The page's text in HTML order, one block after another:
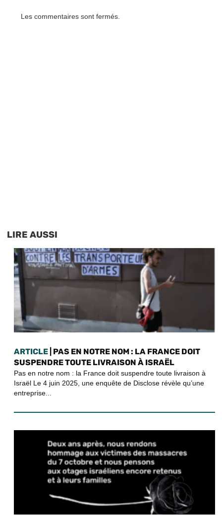
Les commentaires sont fermés.
LIRE AUSSI
ARTICLE | PAS EN NOTRE NOM : LA FRANCE DOIT
SUSPENDRE TOUTE LIVRAISON À ISRAËL
Pas en notre nom : la France doit suspendre toute livraison à
Israël Le 4 juin 2025, une enquête de Disclose révèle qu’une
entreprise...